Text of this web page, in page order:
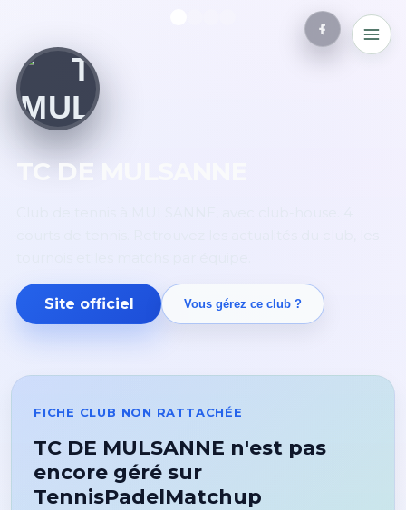
TC DE MULSANNE
Site officiel Vous gérez ce club ?
FICHE CLUB NON RATTACHÉE
TC DE MULSANNE n'est pas
encore géré sur
TennisPadelMatchup